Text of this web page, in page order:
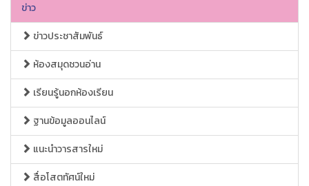
ข่าว
ข่าวประชาสัมพันธ์
ห้องสมุดชวนอ่าน
เรียนรู้นอกห้องเรียน
ฐานข้อมูลออนไลน์
แนะนำวารสารใหม่
สื่อโสตทัศน์ใหม่